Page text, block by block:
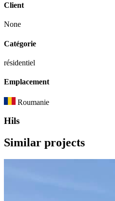
Client
None
Catégorie
résidentiel
Emplacement
Roumanie
Hils
Similar projects